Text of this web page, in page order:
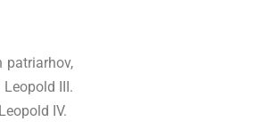
patriarhov,
III.
IV.